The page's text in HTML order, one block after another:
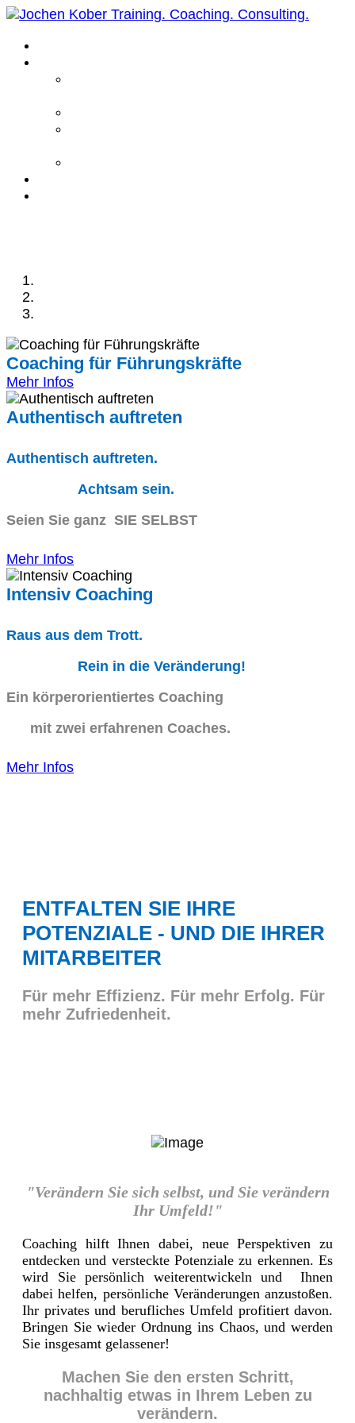
Coaching für Führungskräfte
Mehr Infos
Authentisch auftreten
Authentisch auftreten.
Achtsam sein.
Seien Sie ganz SIE SELBST
Mehr Infos
Intensiv Coaching
Raus aus dem Trott.
Rein in die Veränderung!
Ein körperorientiertes Coaching
mit zwei erfahrenen Coaches.
Mehr Infos
ENTFALTEN SIE IHRE
POTENZIALE - UND DIE IHRER
MITARBEITER
Für mehr Effizienz. Für mehr Erfolg. Für
mehr Zufriedenheit.
"Verändern Sie sich selbst, und Sie verändern
Ihr Umfeld!"
Coaching hilft Ihnen dabei, neue Perspektiven zu
entdecken und versteckte Potenziale zu erkennen. Es
wird Sie persönlich weiterentwickeln und Ihnen
dabei helfen, persönliche Veränderungen anzustoßen.
Ihr privates und berufliches Umfeld profitiert davon.
Bringen Sie wieder Ordnung ins Chaos, und werden
Sie insgesamt gelassener!
Machen Sie den ersten Schritt,
nachhaltig etwas in Ihrem Leben zu
verändern.